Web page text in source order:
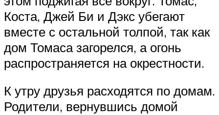
Коста, Джей Би и Дэкс убегают
вместе с остальной толпой, так как
дом Томаса загорелся, а огонь
распространяется на окрестности.
К утру друзья расходятся по домам.
Родители, вернувшись домой